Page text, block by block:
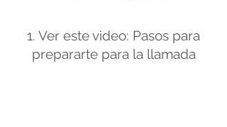
1. Ver este video: Pasos para
prepararte para la llamada